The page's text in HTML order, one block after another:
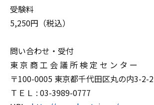
受験料
5,250円（税込）
問い合わせ・受付
東 京 商 工 会 議 所 検 定 セ ン タ ー
〒100-0005 東京都千代田区丸の内3-2-2
ＴＥＬ : 03-3989-0777